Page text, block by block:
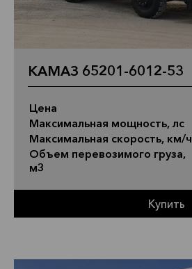
КАМАЗ 65201-6012-53
Цена
Максимальная мощность, лс
Максимальная скорость, км/ч
Объем перевозимого груза,
м3
Купить